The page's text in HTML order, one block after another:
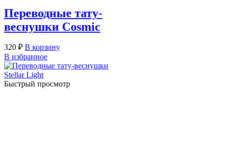
Переводные тату-
веснушки Cosmic
320 ₽ В корзину
В избранное
Быстрый просмотр